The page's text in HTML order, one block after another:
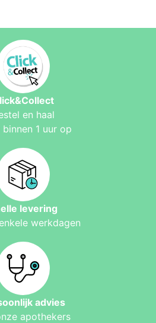
en haal
1 uur op
levering
werkdagen
advies
apothekers